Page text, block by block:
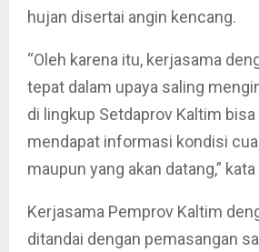
hujan disertai angin kencang.
“Oleh karena itu, kerjasama
tepat dalam upaya saling
di lingkup Setdaprov Kaltim
mendapat informasi kondisi
maupun yang akan datang,”
Kerjasama Pemprov Kaltim
ditandai dengan pemasangan